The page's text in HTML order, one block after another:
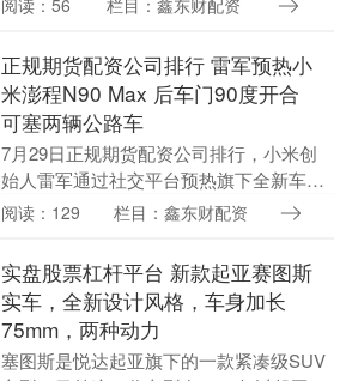
阅读：56 栏目：鑫东财配资
正规期货配资公司排行 雷军预热小
米澎程N90 Max 后车门90度开合
可塞两辆公路车
7月29日正规期货配资公司排行，小米创
始人雷军通过社交平台预热旗下全新车型
小米澎程N90 Max，重点展示了车辆后车
近90....
阅读：129 栏目：鑫东财配资
实盘股票杠杆平台 新款起亚赛图斯
实车，全新设计风格，车身加长
75mm，两种动力
塞图斯是悦达起亚旗下的一款紧凑级SUV